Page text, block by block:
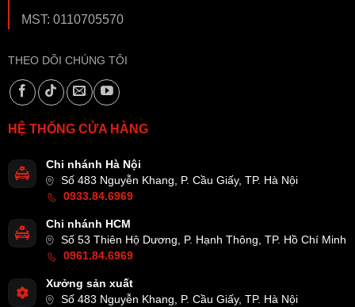
MST: 0110705570
THEO DÕI CHÚNG TÔI
HỆ THỐNG CỬA HÀNG
Chi nhánh Hà Nội
Số 483 Nguyễn Khang, P. Cầu Giấy, TP. Hà Nội
0933.84.6969
Chi nhánh HCM
Số 53 Thiên Hộ Dương, P. Hạnh Thông, TP. Hồ Chí Minh
0961.84.6969
Xưởng sản xuất
Số 483 Nguyễn Khang, P. Cầu Giấy, TP. Hà Nội